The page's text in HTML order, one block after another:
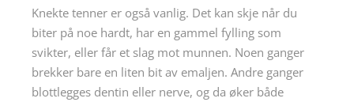
Knekte tenner er også vanlig. Det kan skje når du
biter på noe hardt, har en gammel fylling som
svikter, eller får et slag mot munnen. Noen ganger
brekker bare en liten bit av emaljen. Andre ganger
blottlegges dentin eller nerve, og da øker både